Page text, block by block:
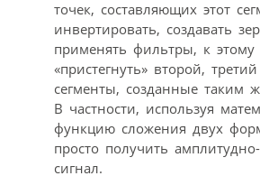
точек, составляющих этот
инвертировать, создавать
применять фильтры, к этому
«пристегнуть» второй,
сегменты, созданные таким
В частности, используя
функцию сложения двух
просто получить
сигнал.